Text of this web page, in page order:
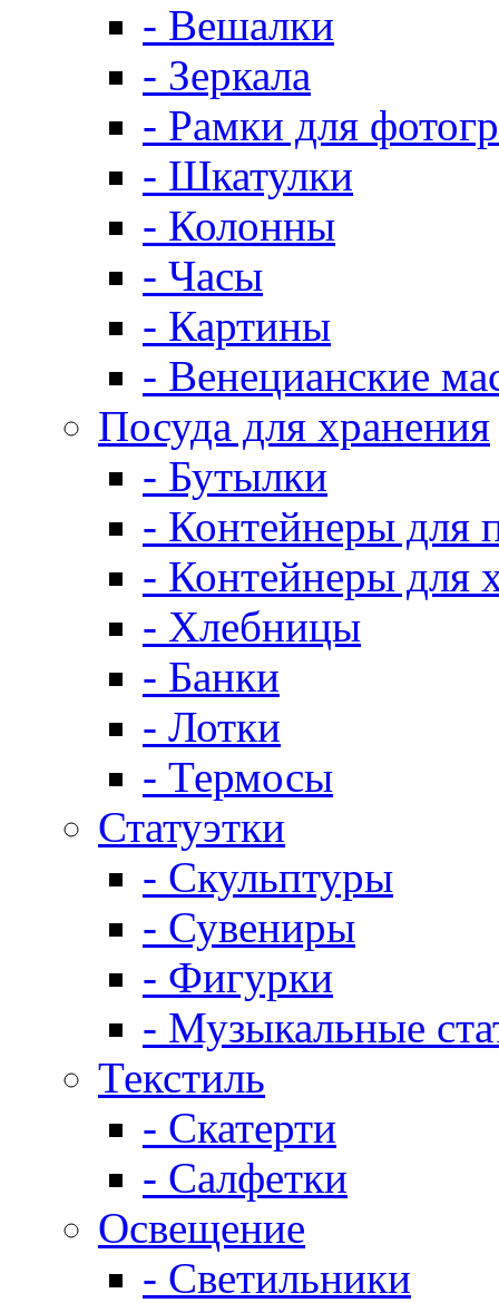
- Вешалки
- Зеркала
- Рамки для
- Шкатулки
- Колонны
- Часы
- Картины
- Венецианские
Посуда для хранения
- Бутылки
- Контейнеры для
- Контейнеры для
- Хлебницы
- Банки
- Лотки
- Термосы
Статуэтки
- Скульптуры
- Сувениры
- Фигурки
- Музыкальные
Текстиль
- Скатерти
- Салфетки
Освещение
- Светильники